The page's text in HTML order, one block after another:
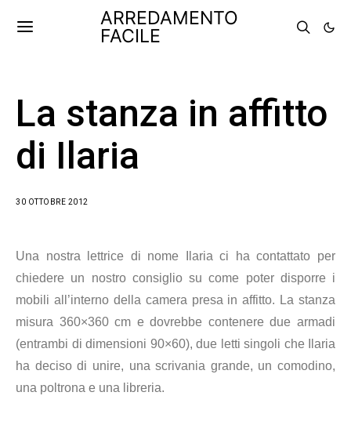
ARREDAMENTO
FACILE
La stanza in affitto
di Ilaria
30 OTTOBRE 2012
Una nostra lettrice di nome Ilaria ci ha contattato per
chiedere un nostro consiglio su come poter disporre i
mobili all’interno della camera presa in affitto. La stanza
misura 360×360 cm e dovrebbe contenere due armadi
(entrambi di dimensioni 90×60), due letti singoli che Ilaria
ha deciso di unire, una scrivania grande, un comodino,
una poltrona e una libreria.